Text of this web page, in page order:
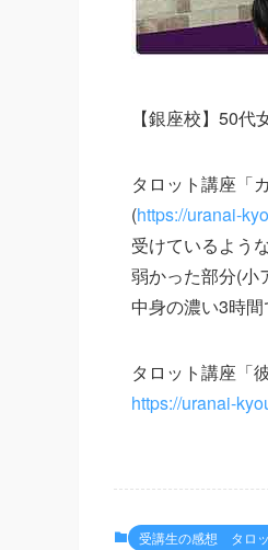
【銀座校】50
タロット講座「
(https://uranai-
受けているよう
弱かった部分(小
中身の濃い3時間
タロット講座「
https://uranai-
受講生の感想 タロッ